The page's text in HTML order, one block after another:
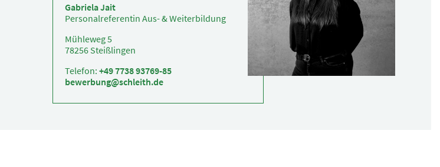
Gabriela Jait
Personalreferentin Aus- & Weiterbildung
Mühleweg 5
78256 Steißlingen
Telefon: +49 7738 93769-85
bewerbung@schleith.de